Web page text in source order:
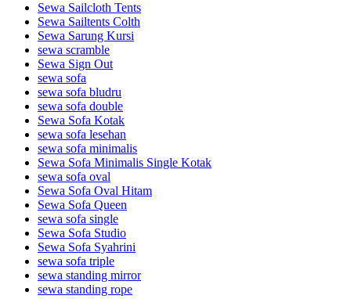
Sewa Sailcloth Tents
Sewa Sailtents Colth
Sewa Sarung Kursi
sewa scramble
Sewa Sign Out
sewa sofa
sewa sofa bludru
sewa sofa double
Sewa Sofa Kotak
sewa sofa lesehan
sewa sofa minimalis
Sewa Sofa Minimalis Single Kotak
sewa sofa oval
Sewa Sofa Oval Hitam
Sewa Sofa Queen
sewa sofa single
Sewa Sofa Studio
Sewa Sofa Syahrini
sewa sofa triple
sewa standing mirror
sewa standing rope